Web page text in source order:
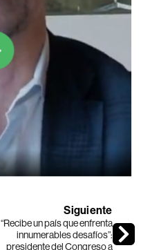
Siguiente
“Recibe un país que enfrenta
innumerables desafíos”:
presidente del Congreso a